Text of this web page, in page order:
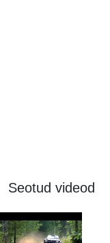
Seotud videod